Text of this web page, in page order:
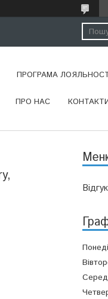
ПРОГРАМА
ПРО НАС